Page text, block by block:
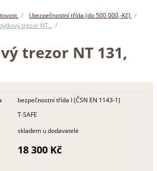
I.bezpečnostní třída (do 500 000,-Kč)
trezor NT…
trezor NT 131,
bezpečnostní třída I (ČSN EN 1143-1)
T-SAFE
skladem u dodavatele
18 300 Kč